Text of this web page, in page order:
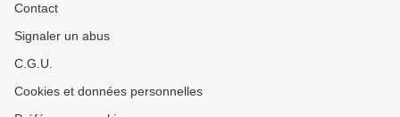
Contact
Signaler un abus
C.G.U.
Cookies et données personnelles